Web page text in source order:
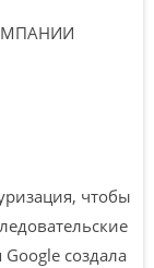
чтобы
создала